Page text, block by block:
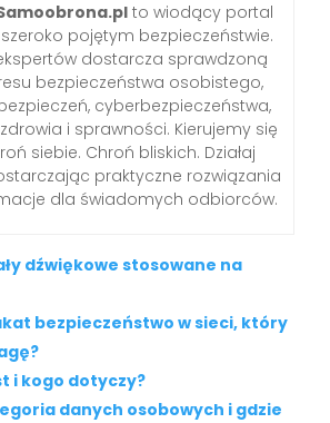
to wiodący portal
pojętym bezpieczeństwie.
dostarcza sprawdzoną
bezpieczeństwa osobistego,
cyberbezpieczeństwa,
i sprawności. Kierujemy się
siebie. Chroń bliskich. Działaj
praktyczne rozwiązania
dla świadomych odbiorców.
dźwiękowe stosowane na
bezpieczeństwo w sieci, który
i kogo dotyczy?
danych osobowych i gdzie